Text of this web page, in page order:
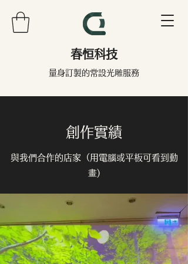
春恒科技
量身訂製的常設光雕服務
創作實績
與我們合作的店家（用電腦或平板可看到動
畫)